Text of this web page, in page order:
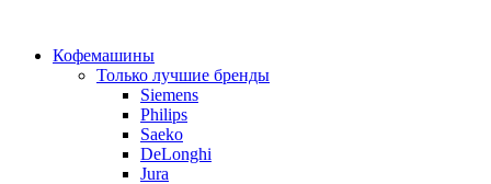
Кофемашины
Только лучшие бренды
Siemens
Philips
Saeko
DeLonghi
Jura